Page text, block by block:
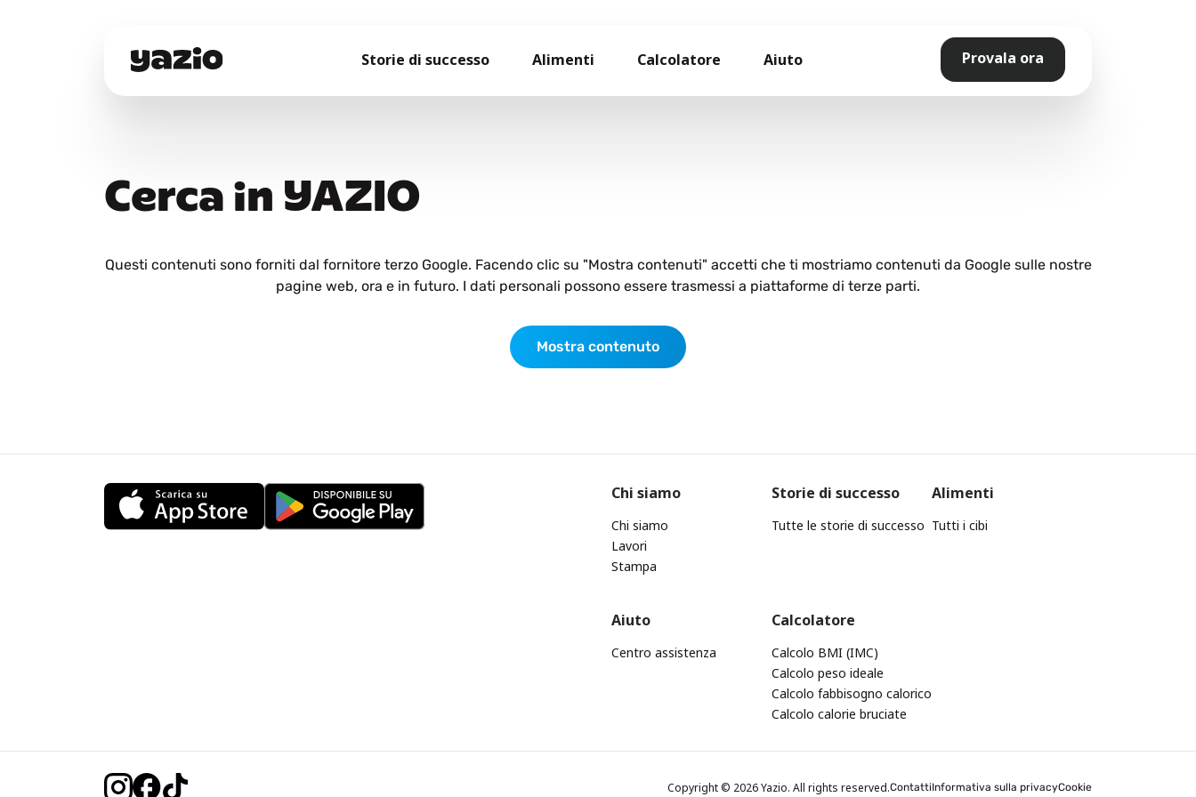
Storie di successo Alimenti Calcolatore Aiuto Provala ora
Cerca in YAZIO
Questi contenuti sono forniti dal fornitore terzo Google. Facendo clic su "Mostra contenuti" accetti che ti mostriamo contenuti da Google sulle nostre
pagine web, ora e in futuro. I dati personali possono essere trasmessi a piattaforme di terze parti.
Mostra contenuto
Chi siamo
Chi siamo
Lavori
Stampa
Storie di successo
Tutte le storie di successo
Alimenti
Tutti i cibi
Aiuto
Centro assistenza
Calcolatore
Calcolo BMI (IMC)
Calcolo peso ideale
Calcolo fabbisogno calorico
Calcolo calorie bruciate
Copyright © 2026 Yazio. All rights reserved.ContattiInformativa sulla privacyCookie